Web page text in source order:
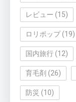
レビュー (15)
ロリポップ(19)
国内旅行 (12)
育毛剤 (26)
防災 (10)